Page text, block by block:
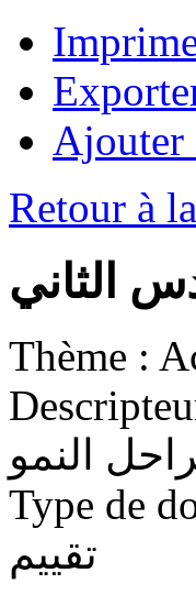
Ajouter
Retour à
Thème :
Type de
تقييم